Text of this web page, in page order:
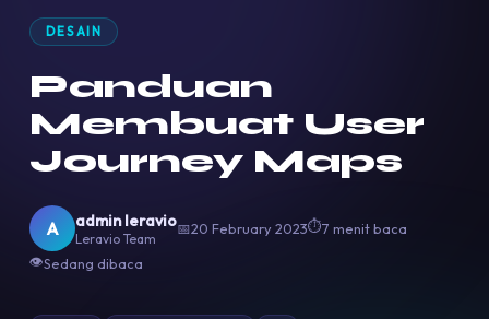
DESAIN
Panduan
Membuat User
Journey Maps
A admin leravio
Leravio Team
📅20 February 2023⏱7 menit baca
👁Sedang dibaca